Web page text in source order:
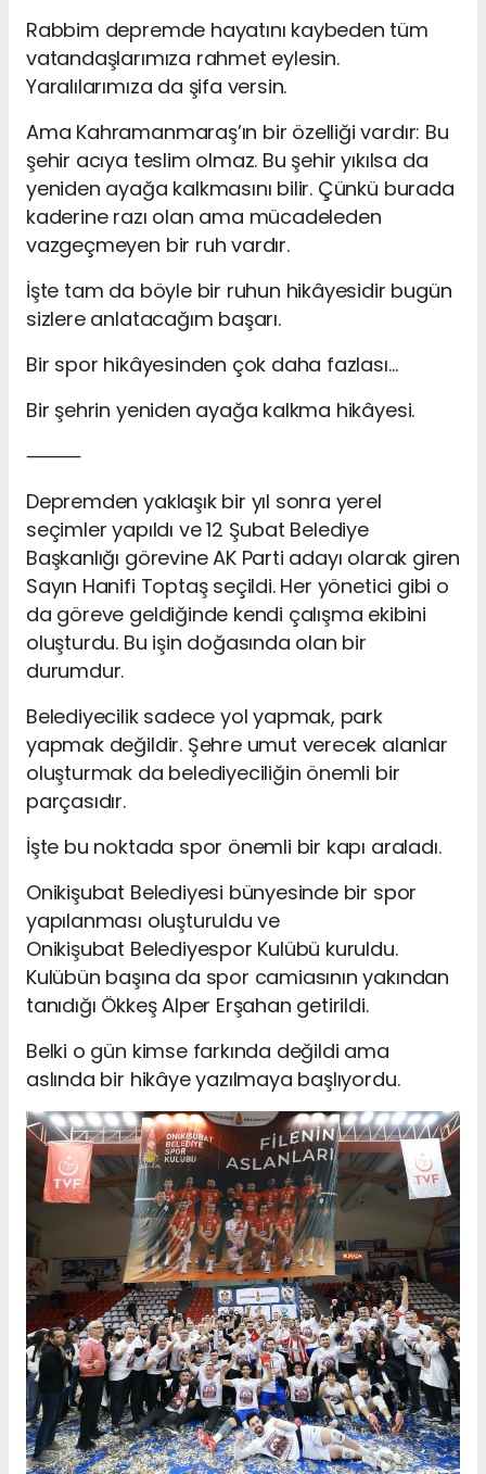
Rabbim depremde hayatını kaybeden tüm
vatandaşlarımıza rahmet eylesin.
Yaralılarımıza da şifa versin.
Ama Kahramanmaraş’ın bir özelliği vardır: Bu
şehir acıya teslim olmaz. Bu şehir yıkılsa da
yeniden ayağa kalkmasını bilir. Çünkü burada
kaderine razı olan ama mücadeleden
vazgeçmeyen bir ruh vardır.
İşte tam da böyle bir ruhun hikâyesidir bugün
sizlere anlatacağım başarı.
Bir spor hikâyesinden çok daha fazlası…
Bir şehrin yeniden ayağa kalkma hikâyesi.
⸻
Depremden yaklaşık bir yıl sonra yerel
seçimler yapıldı ve 12 Şubat Belediye
Başkanlığı görevine AK Parti adayı olarak giren
Sayın Hanifi Toptaş seçildi. Her yönetici gibi o
da göreve geldiğinde kendi çalışma ekibini
oluşturdu. Bu işin doğasında olan bir
durumdur.
Belediyecilik sadece yol yapmak, park
yapmak değildir. Şehre umut verecek alanlar
oluşturmak da belediyeciliğin önemli bir
parçasıdır.
İşte bu noktada spor önemli bir kapı araladı.
Onikişubat Belediyesi bünyesinde bir spor
yapılanması oluşturuldu ve
Onikişubat Belediyespor Kulübü kuruldu.
Kulübün başına da spor camiasının yakından
tanıdığı Ökkeş Alper Erşahan getirildi.
Belki o gün kimse farkında değildi ama
aslında bir hikâye yazılmaya başlıyordu.